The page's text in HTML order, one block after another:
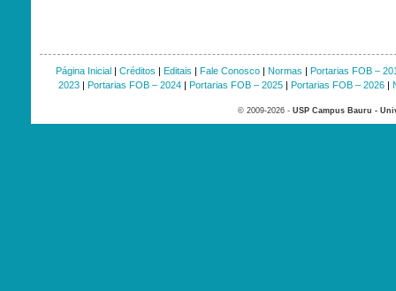
Página Inicial| Créditos | Editais | Fale Conosco| Normas | Portarias FOB –
2023| Portarias FOB – 2024| Portarias FOB – 2025| Portarias FOB – 2026|
© 2009-2026 - USP Campus Bauru -